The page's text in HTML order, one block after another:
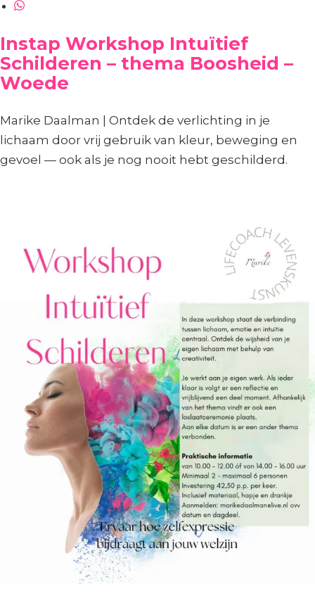
Instap Workshop Intuïtief
Schilderen – thema Boosheid –
Woede
Marike Daalman | Ontdek de verlichting in je
lichaam door vrij gebruik van kleur, beweging en
gevoel — ook als je nog nooit hebt geschilderd.